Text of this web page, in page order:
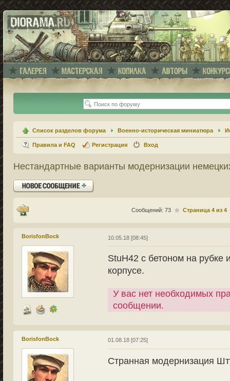
Список разделов форума Военно-историческая миниатюра
Правила и FAQ Регистрация Вход
Нестандартные варианты модернизации
Ответить
Сообщений: 73 Страница 4из 4
BorisfonBock 10.05.18 [08:45]
StuH42 с бетоном на
корпусе.
У вас нет необходимых
сообщении.
BorisfonBock 01.08.18 [07:25]
Странная модернизация